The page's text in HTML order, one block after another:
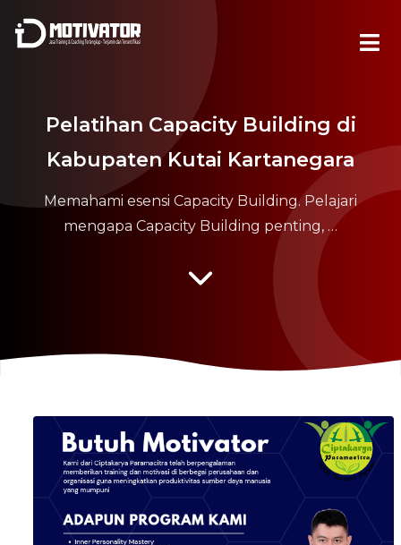
Pelatihan Capacity Building di
Kabupaten Kutai Kartanegara
Memahami esensi Capacity Building. Pelajari
mengapa Capacity Building penting, …